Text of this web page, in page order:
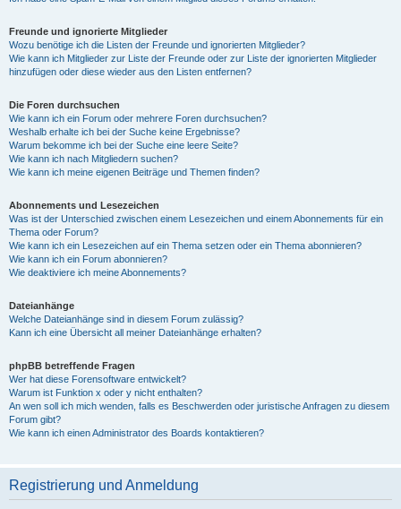
Freunde und ignorierte Mitglieder
Wozu benötige ich die Listen der Freunde und ignorierten Mitglieder?
Wie kann ich Mitglieder zur Liste der Freunde oder zur Liste der ignorierten Mitglieder
hinzufügen oder diese wieder aus den Listen entfernen?
Die Foren durchsuchen
Wie kann ich ein Forum oder mehrere Foren durchsuchen?
Weshalb erhalte ich bei der Suche keine Ergebnisse?
Warum bekomme ich bei der Suche eine leere Seite?
Wie kann ich nach Mitgliedern suchen?
Wie kann ich meine eigenen Beiträge und Themen finden?
Abonnements und Lesezeichen
Was ist der Unterschied zwischen einem Lesezeichen und einem Abonnements für ein
Thema oder Forum?
Wie kann ich ein Lesezeichen auf ein Thema setzen oder ein Thema abonnieren?
Wie kann ich ein Forum abonnieren?
Wie deaktiviere ich meine Abonnements?
Dateianhänge
Welche Dateianhänge sind in diesem Forum zulässig?
Kann ich eine Übersicht all meiner Dateianhänge erhalten?
phpBB betreffende Fragen
Wer hat diese Forensoftware entwickelt?
Warum ist Funktion x oder y nicht enthalten?
An wen soll ich mich wenden, falls es Beschwerden oder juristische Anfragen zu diesem
Forum gibt?
Wie kann ich einen Administrator des Boards kontaktieren?
Registrierung und Anmeldung